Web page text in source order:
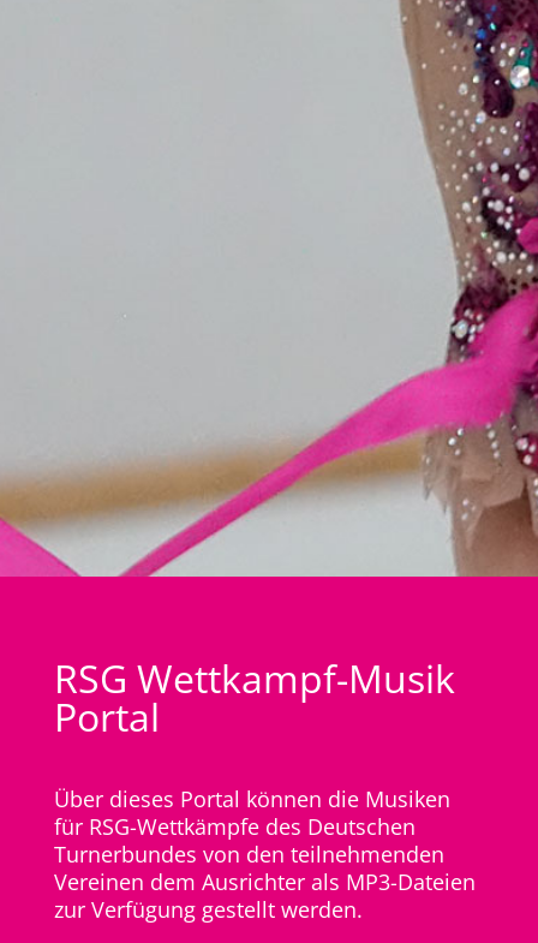
RSG Wettkampf-Musik
Portal
Über dieses Portal können die Musiken
für RSG-Wettkämpfe des Deutschen
Turnerbundes von den teilnehmenden
Vereinen dem Ausrichter als MP3-Dateien
zur Verfügung gestellt werden.